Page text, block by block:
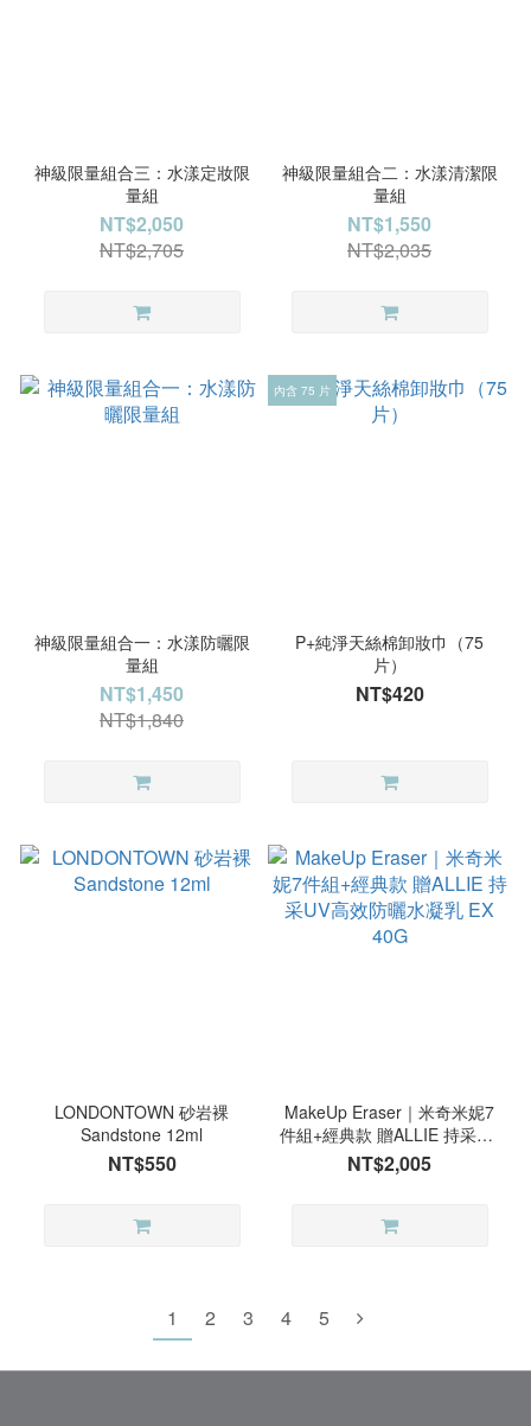
神級限量組合三：水漾定妝限
量組
NT$2,050
NT$2,705
神級限量組合二：水漾清潔限
量組
NT$1,550
NT$2,035
神級限量組合一：水漾防曬限
量組
NT$1,450
NT$1,840
內含 75 片
P+純淨天絲棉卸妝巾（75
片）
NT$420
LONDONTOWN 砂岩裸
Sandstone 12ml
NT$550
MakeUp Eraser｜米奇米妮7
件組+經典款 贈ALLIE 持采UV
高效防曬水凝乳 EX 40G
NT$2,005
1 2 3 4 5